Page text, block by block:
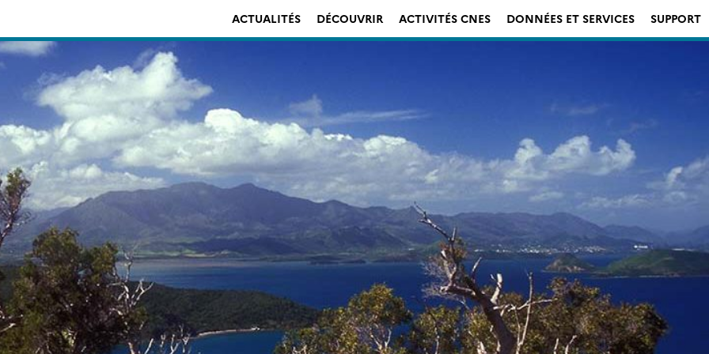
ACTUALITÉS DÉCOUVRIR ACTIVITÉS CNES DONNÉES ET SERVICES SUPPORT